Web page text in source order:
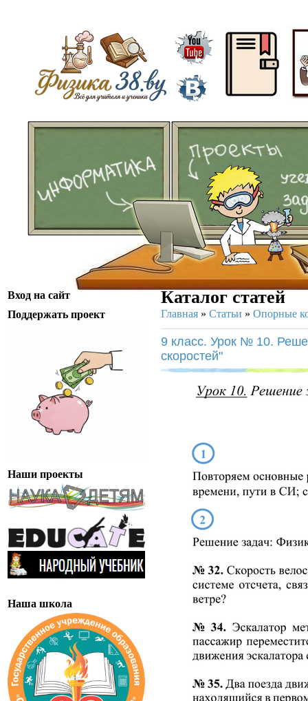
ᅠ
Вход на сайт
Поддержать проект
Наши проекты
Наша школа
Каталог статей
Главная » Статьи » Опорные
9 класс. Урок № 10.
скоростей"